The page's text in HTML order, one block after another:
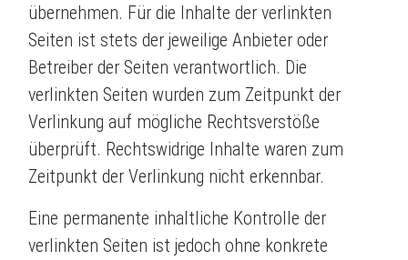
übernehmen. Für die Inhalte der verlinkten
Seiten ist stets der jeweilige Anbieter oder
Betreiber der Seiten verantwortlich. Die
verlinkten Seiten wurden zum Zeitpunkt der
Verlinkung auf mögliche Rechtsverstöße
überprüft. Rechtswidrige Inhalte waren zum
Zeitpunkt der Verlinkung nicht erkennbar.
Eine permanente inhaltliche Kontrolle der
verlinkten Seiten ist jedoch ohne konkrete